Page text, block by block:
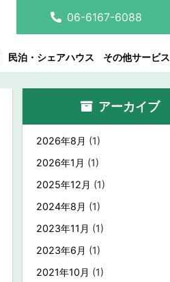
06-6167-6088
民泊・シェアハウス その他サービス
アーカイブ
2026年8月 (1)
2026年1月 (1)
2025年12月 (1)
2024年8月 (1)
2023年11月 (1)
2023年6月 (1)
2021年10月 (1)